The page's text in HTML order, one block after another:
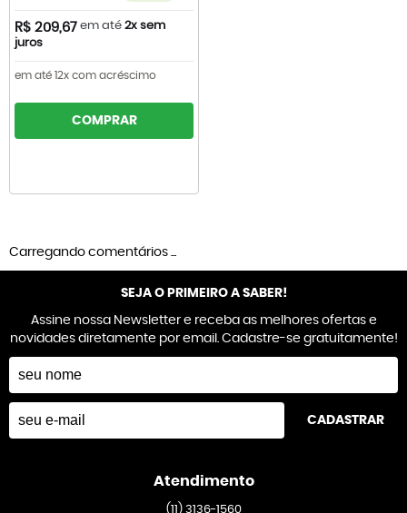
R$ 209,67 em até 2x sem
juros
em até 12x com acréscimo
COMPRAR
Carregando comentários ...
SEJA O PRIMEIRO A SABER!
Assine nossa Newsletter e receba as melhores ofertas e
novidades diretamente por email. Cadastre-se gratuitamente!
CADASTRAR
Atendimento
(11)3136-1560